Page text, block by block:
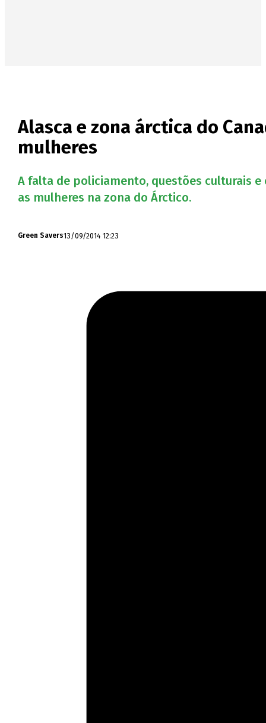
Alasca e zona árctica do
mulheres
A falta de policiamento, questões culturais
as mulheres na zona do Árctico.
Green Savers13/09/2014 12:23